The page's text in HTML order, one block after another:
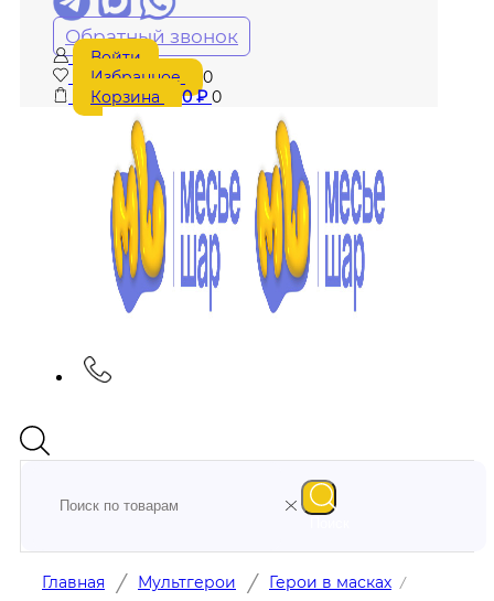
Обратный звонок
Войти
Избранное
0
Корзина
0₽ 0
Главная / Мультгерои / Герои в масках /